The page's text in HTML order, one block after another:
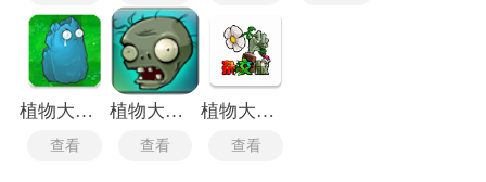
植物大战僵尸寒冰版内置菜单
查看
植物大战僵尸1手机版
查看
植物大战僵尸杂交版2.5.1
查看